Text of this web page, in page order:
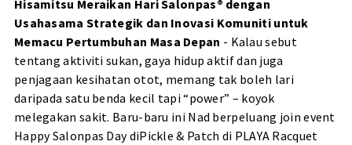
Hisamitsu Meraikan Hari Salonpas® dengan
Usahasama Strategik dan Inovasi Komuniti untuk
Memacu Pertumbuhan Masa Depan - Kalau sebut
tentang aktiviti sukan, gaya hidup aktif dan juga
penjagaan kesihatan otot, memang tak boleh lari
daripada satu benda kecil tapi “power” – koyok
melegakan sakit. Baru-baru ini Nad berpeluang join event
Happy Salonpas Day diPickle & Patch di PLAYA Racquet